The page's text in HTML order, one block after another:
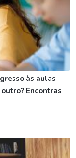
às aulas
Encontras